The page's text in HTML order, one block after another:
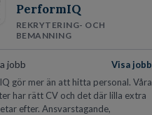
PerformIQ
REKRYTERING- OCH
BEMANNING
jobb
Visa jobb
gör mer än att hitta personal. Våra
har rätt CV och det där lilla extra
efter. Ansvarstagande,